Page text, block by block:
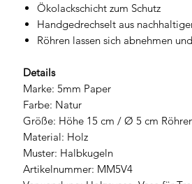
Ökolackschicht zum Schutz
Handgedrechselt aus
Röhren lassen sich abnehmen
Details
Marke: 5mm Paper
Farbe: Natur
Größe: Höhe 15 cm / Ø 5 cm
Material: Holz
Muster: Halbkugeln
Artikelnummer: MM5V4